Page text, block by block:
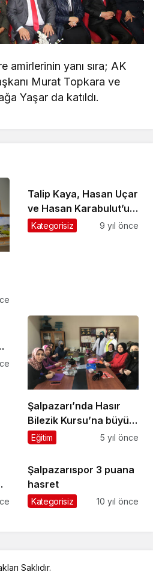
amirlerinin yanı sıra; AK
Murat Topkara ve
Yaşar da katıldı.
Talip Kaya, Hasan Uçar
ve Hasan Karabulut’un
cenazeleri yarın
Kategorisiz 9 yıl önce
Şalpazarı’nda Hasır
Bilezik Kursu’na büyük
ilgi
Eğitim 5 yıl önce
Şalpazarıspor 3 puana
hasret
Kategorisiz 10 yıl önce
Saklıdır.